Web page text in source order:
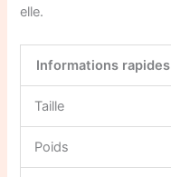
elle.
Informations rapides
Taille
Poids